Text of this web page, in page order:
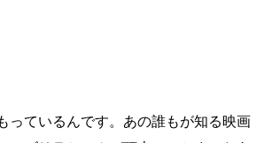
っているんです。あの誰もが知る映画